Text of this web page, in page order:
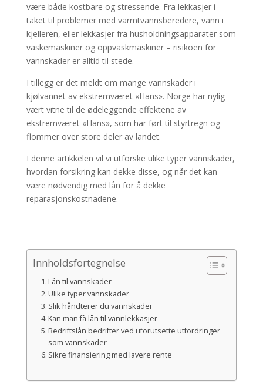
være både kostbare og stressende. Fra lekkasjer i
taket til problemer med varmtvannsberedere, vann i
kjelleren, eller lekkasjer fra husholdningsapparater som
vaskemaskiner og oppvaskmaskiner – risikoen for
vannskader er alltid til stede.
I tillegg er det meldt om mange vannskader i
kjølvannet av ekstremværet «Hans». Norge har nylig
vært vitne til de ødeleggende effektene av
ekstremværet «Hans», som har ført til styrtregn og
flommer over store deler av landet.
I denne artikkelen vil vi utforske ulike typer vannskader,
hvordan forsikring kan dekke disse, og når det kan
være nødvendig med lån for å dekke
reparasjonskostnadene.
Innholdsfortegnelse
Lån til vannskader
Ulike typer vannskader
Slik håndterer du vannskader
Kan man få lån til vannlekkasjer
Bedriftslån bedrifter ved uforutsette utfordringer
som vannskader
Sikre finansiering med lavere rente